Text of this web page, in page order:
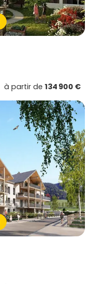
à partir de 134 900 €